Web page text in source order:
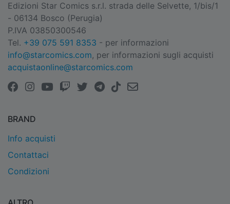
Edizioni Star Comics s.r.l. strada delle Selvette, 1/bis/1
- 06134 Bosco (Perugia)
P.IVA 03850300546
Tel. +39 075 591 8353 - per informazioni
info@starcomics.com, per informazioni sugli acquisti
acquistaonline@starcomics.com
BRAND
Info acquisti
Contattaci
Condizioni